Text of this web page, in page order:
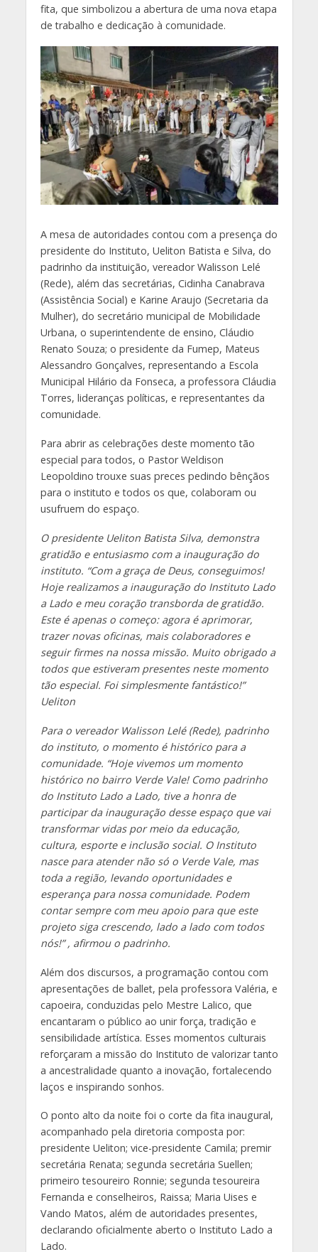
fita, que simbolizou a abertura de uma nova etapa
de trabalho e dedicação à comunidade.
A mesa de autoridades contou com a presença do
presidente do Instituto, Ueliton Batista e Silva, do
padrinho da instituição, vereador Walisson Lelé
(Rede), além das secretárias, Cidinha Canabrava
(Assistência Social) e Karine Araujo (Secretaria da
Mulher), do secretário municipal de Mobilidade
Urbana, o superintendente de ensino, Cláudio
Renato Souza; o presidente da Fumep, Mateus
Alessandro Gonçalves, representando a Escola
Municipal Hilário da Fonseca, a professora Cláudia
Torres, lideranças políticas, e representantes da
comunidade.
Para abrir as celebrações deste momento tão
especial para todos, o Pastor Weldison
Leopoldino trouxe suas preces pedindo bênçãos
para o instituto e todos os que, colaboram ou
usufruem do espaço.
O presidente Ueliton Batista Silva, demonstra
gratidão e entusiasmo com a inauguração do
instituto. “Com a graça de Deus, conseguimos!
Hoje realizamos a inauguração do Instituto Lado
a Lado e meu coração transborda de gratidão.
Este é apenas o começo: agora é aprimorar,
trazer novas oficinas, mais colaboradores e
seguir firmes na nossa missão. Muito obrigado a
todos que estiveram presentes neste momento
tão especial. Foi simplesmente fantástico!”
Ueliton
Para o vereador Walisson Lelé (Rede), padrinho
do instituto, o momento é histórico para a
comunidade. “Hoje vivemos um momento
histórico no bairro Verde Vale! Como padrinho
do Instituto Lado a Lado, tive a honra de
participar da inauguração desse espaço que vai
transformar vidas por meio da educação,
cultura, esporte e inclusão social. O Instituto
nasce para atender não só o Verde Vale, mas
toda a região, levando oportunidades e
esperança para nossa comunidade. Podem
contar sempre com meu apoio para que este
projeto siga crescendo, lado a lado com todos
nós!” , afirmou o padrinho.
Além dos discursos, a programação contou com
apresentações de ballet, pela professora Valéria, e
capoeira, conduzidas pelo Mestre Lalico, que
encantaram o público ao unir força, tradição e
sensibilidade artística. Esses momentos culturais
reforçaram a missão do Instituto de valorizar tanto
a ancestralidade quanto a inovação, fortalecendo
laços e inspirando sonhos.
O ponto alto da noite foi o corte da fita inaugural,
acompanhado pela diretoria composta por:
presidente Ueliton; vice-presidente Camila; premir
secretária Renata; segunda secretária Suellen;
primeiro tesoureiro Ronnie; segunda tesoureira
Fernanda e conselheiros, Raissa; Maria Uises e
Vando Matos, além de autoridades presentes,
declarando oficialmente aberto o Instituto Lado a
Lado.